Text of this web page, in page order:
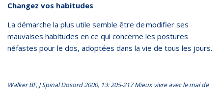
Changez vos habitudes
La démarche la plus utile semble être de modifier ses
mauvaises habitudes en ce qui concerne les postures
néfastes pour le dos, adoptées dans la vie de tous les jours.
Walker BF, J Spinal Dosord 2000, 13: 205-217 Mieux vivre avec le mal de